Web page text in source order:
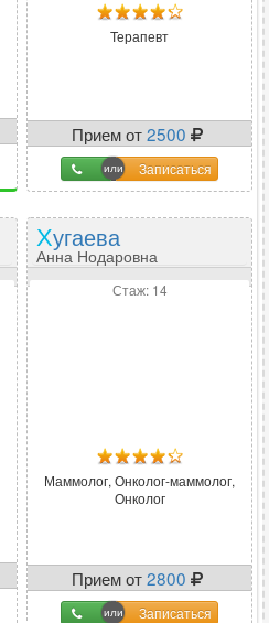
Терапевт
Прием от2500
Записаться
Хугаева
Анна Нодаровна
Стаж: 14
Маммолог, Онколог-маммолог,
Онколог
Прием от2800
Записаться